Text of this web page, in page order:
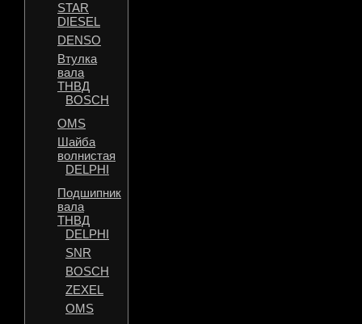
STAR
DIESEL
DENSO
Втулка
вала
ТНВД
BOSCH
OMS
Шайба
волнистая
DELPHI
Подшипник
вала
ТНВД
DELPHI
SNR
BOSCH
ZEXEL
OMS